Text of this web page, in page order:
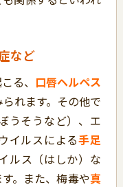
など
る、 口唇ヘルペス
れます。その他で
うそうなど）、エ
イルスによる手足
ルス（はしか）な
。また、梅毒や真